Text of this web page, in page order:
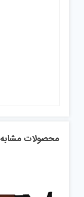
محصولات مشابه